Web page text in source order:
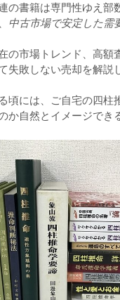
の書籍は専門性ゆえ部
中古市場で安定した需
の市場トレンド、高額
失敗しない売却を解説
頃には、ご自宅の四柱
か自然とイメージでき